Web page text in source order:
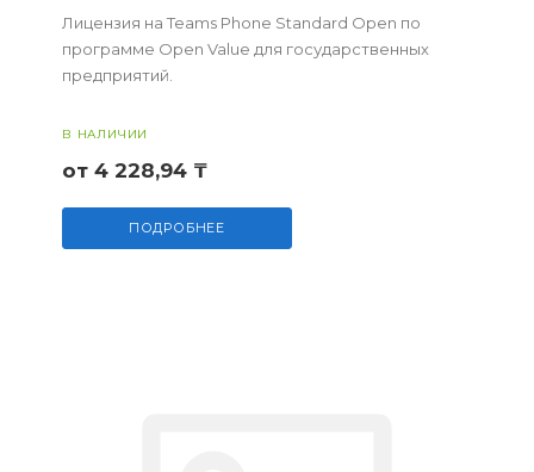
Лицензия на Teams Phone Standard Open по
программе Open Value для государственных
предприятий.
В НАЛИЧИИ
от 4 228,94 ₸
ПОДРОБНЕЕ